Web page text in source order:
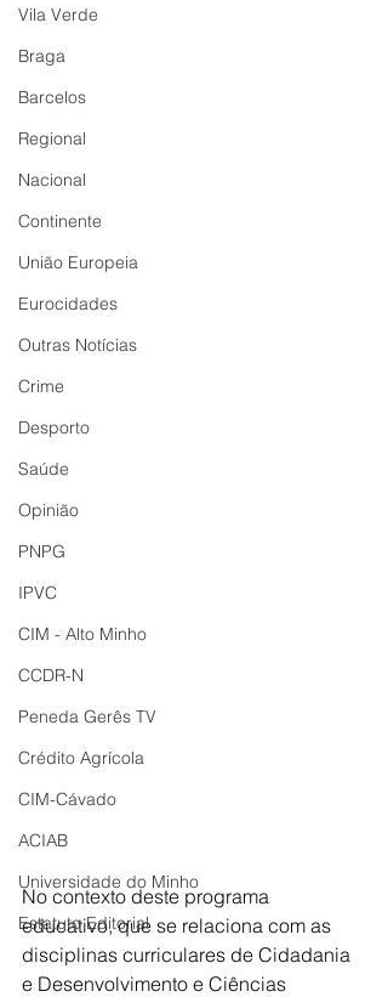
Vila Verde
Braga
Barcelos
Regional
Nacional
Continente
União Europeia
Eurocidades
Outras Notícias
Crime
Desporto
Saúde
Opinião
PNPG
IPVC
CIM - Alto Minho
CCDR-N
Peneda Gerês TV
Crédito Agrícola
CIM-Cávado
ACIAB
Universidade do Minho
Estatuto Editorial
No contexto deste programa
educativo, que se relaciona com as
disciplinas curriculares de Cidadania
e Desenvolvimento e Ciências